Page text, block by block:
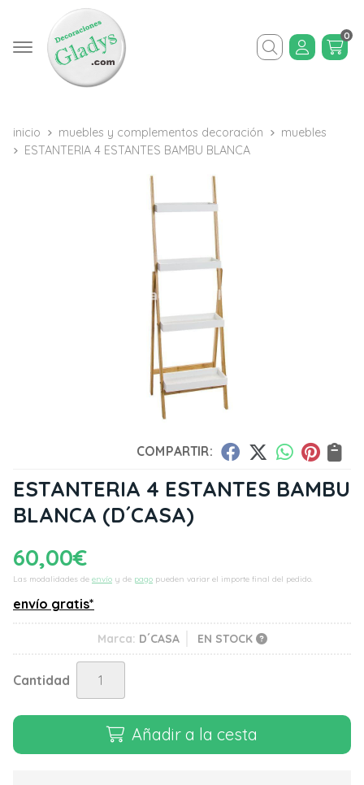
Buscar
0
inicio muebles y complementos decoración
muebles
ESTANTERIA 4 ESTANTES BAMBU BLANCA
COMPARTIR:
ESTANTERIA 4 ESTANTES BAMBU
BLANCA (D´CASA)
60,00€
Las modalidades de envío y de pago pueden variar el importe final del pedido.
envío gratis*
Marca: D´CASA EN STOCK
Cantidad
Añadir a la cesta